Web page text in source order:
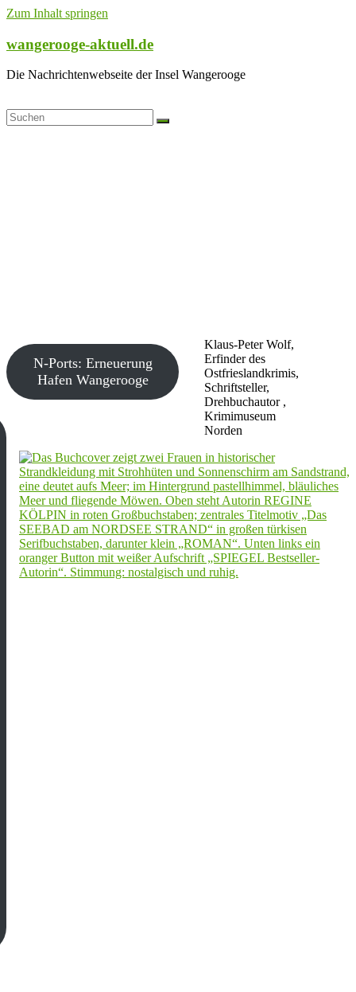
Zum Inhalt springen
wangerooge-aktuell.de
Die Nachrichtenwebseite der Insel Wangerooge
Klaus-Peter Wolf,
Erfinder des
Ostfrieslandkrimis,
Schriftsteller,
Drehbuchautor ,
Krimimuseum
Norden
N-Ports: Erneuerung
Hafen Wangerooge